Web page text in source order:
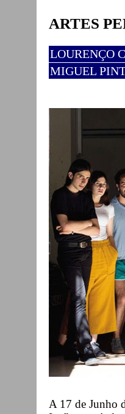
ARTES
LOURENÇO
MIGUEL
A 17 de Junho